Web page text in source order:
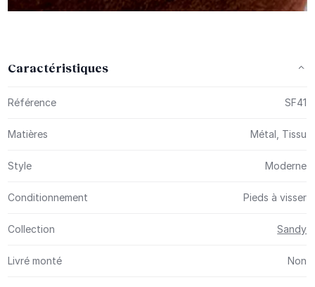
Caractéristiques
Référence SF41
Matières Métal, Tissu
Style Moderne
Conditionnement Pieds à visser
Collection Sandy
Livré monté Non